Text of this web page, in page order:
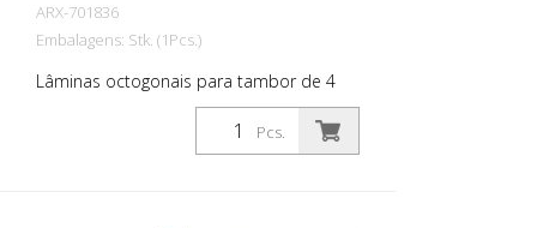
ARX-701836
Embalagens: Stk. (1Pcs.)
Lâminas octogonais para tambor de 4
eixos - incluindo 4 eixos + discos
intermediários para tambor de 4 eixos
VA 30 S, VA 30 SH Conjunto de lamelas
Pcs.